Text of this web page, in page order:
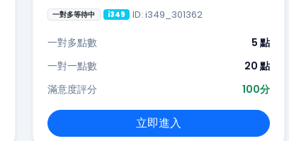
一對多等待中 i349 ID: i349_301362
一對多點數
5 點
一對一點數
20 點
滿意度評分
100分
立即進入